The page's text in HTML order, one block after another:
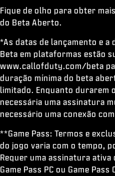
Fique de olho para obter
do Beta Aberto.
*As datas de lançamento e a
Beta em plataformas estão
www.callofduty.com/beta
duração mínima do beta
limitado. Enquanto durarem
necessária uma assinatura
necessário uma conexão
**Game Pass: Termos e
do jogo varia com o tempo,
Requer uma assinatura ativa
Game Pass PC ou Game